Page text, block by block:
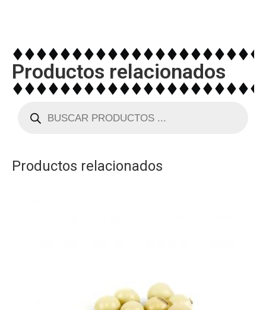
Productos relacionados
Productos relacionados